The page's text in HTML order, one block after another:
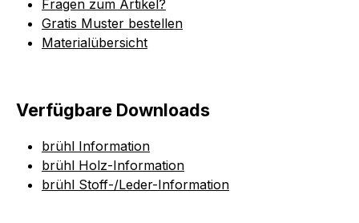
Fragen zum Artikel?
Gratis Muster bestellen
Materialübersicht
Verfügbare Downloads
brühl Information
brühl Holz-Information
brühl Stoff-/Leder-Information